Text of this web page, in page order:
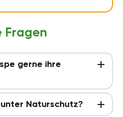
Fragen
gerne ihre
Naturschutz?